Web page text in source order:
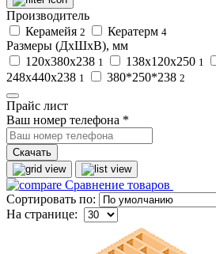
Производитель
Керамейя 2 Кератерм 4
Размеры (ДхШхВ), мм
120х380х238 1 138х120х250 1
248х440х238 1 380*250*238 2
Прайс лист
Ваш номер телефона *
Скачать
Сравнение товаров
Сортировать по:
На странице: